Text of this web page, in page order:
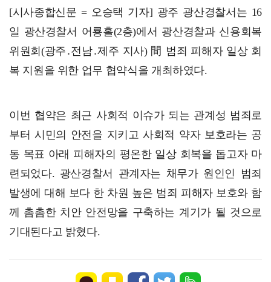
[시사종합신문 = 오승택 기자] 광주 광산경찰서는 16
일 광산경찰서 어룡홀(2층)에서 광산경찰과 신용회복
위원회(광주․전남․제주 지사) 間 범죄 피해자 일상 회
복 지원을 위한 업무 협약식을 개최하였다.
이번 협약은 최근 사회적 이슈가 되는 관계성 범죄로
부터 시민의 안전을 지키고 사회적 약자 보호라는 공
동 목표 아래 피해자의 평온한 일상 회복을 돕고자 마
련되었다. 광산경찰서 관계자는 채무가 원인인 범죄
발생에 대해 보다 한 차원 높은 범죄 피해자 보호와 함
께 촘촘한 치안 안전망을 구축하는 계기가 될 것으로
기대된다고 밝혔다.